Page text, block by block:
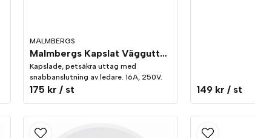
MALMBERGS
Malmbergs Kapslat Vägguttag Nordic 2-Vägs Vit IP44
Kapslade, petsäkra uttag med
snabbanslutning av ledare. 16A, 250V.
175 kr / st 149 kr / st